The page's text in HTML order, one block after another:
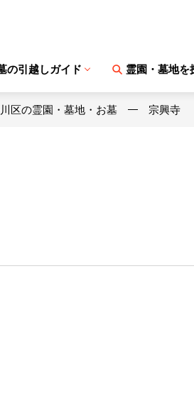
の引越しガイド 霊園・墓地を
区の霊園・墓地・お墓 宗興寺